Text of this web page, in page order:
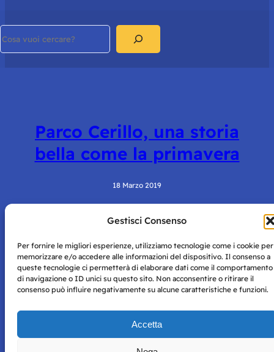
Gestisci Consenso
Per fornire le migliori esperienze, utilizziamo tecnologie come i cookie per
memorizzare e/o accedere alle informazioni del dispositivo. Il consenso a
queste tecnologie ci permetterà di elaborare dati come il comportamento
di navigazione o ID unici su questo sito. Non acconsentire o ritirare il
consenso può influire negativamente su alcune caratteristiche e funzioni.
Accetta
Parco Cerillo, una storia
bella come la primavera
18 Marzo 2019
Napoli con autorizzazione numero 38 del 25/9/2019.
Tutte le immagini e i contenuti su questo sito sono forniti